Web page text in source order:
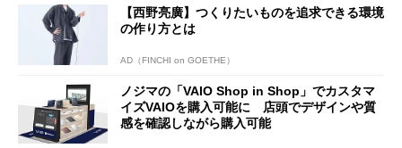
【西野亮廣】つくりたいものを追求できる環境
の作り方とは
AD（FINCHI on GOETHE）
ノジマの「VAIO Shop in Shop」でカスタマ
イズVAIOを購入可能に 店頭でデザインや質
感を確認しながら購入可能